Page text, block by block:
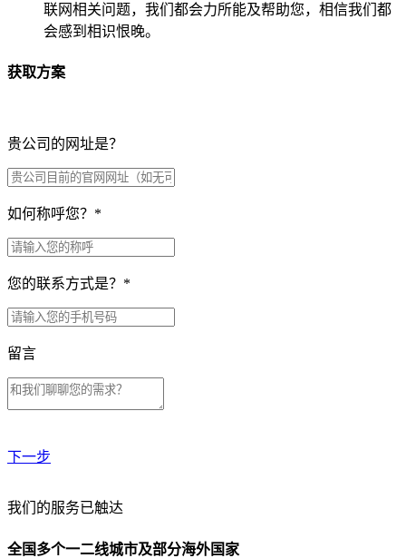
联网相关问题，我们都会力所能及帮助您，相信我们都
会感到相识恨晚。
获取方案
贵公司的网址是？
如何称呼您？ *
您的联系方式是？ *
留言
下一步
贵公司预算范围是？
我们的服务已触达
全国多个一二线城市及部分海外国家